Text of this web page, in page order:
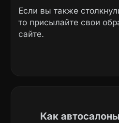
Если вы также
то присылайте свои
сайте.
Как